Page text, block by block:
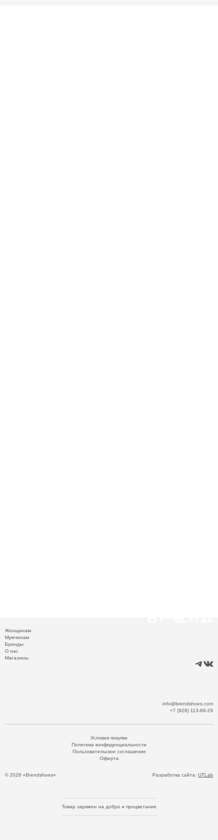
Женщинам
Мужчинам
Бренды
О нас
Магазины
info@brendshoes.com
+7 (928) 113-89-29
© 2026 «Brendshoes»
Условия покупки
Политика конфиденциальности
Пользовательское соглашение
Оферта
Разработка сайта: UTLab
Товар заряжен на добро и процветание